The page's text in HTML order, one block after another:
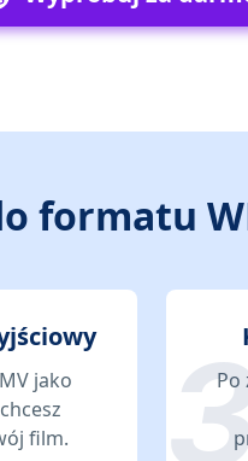
formatu
jako
film.
Po